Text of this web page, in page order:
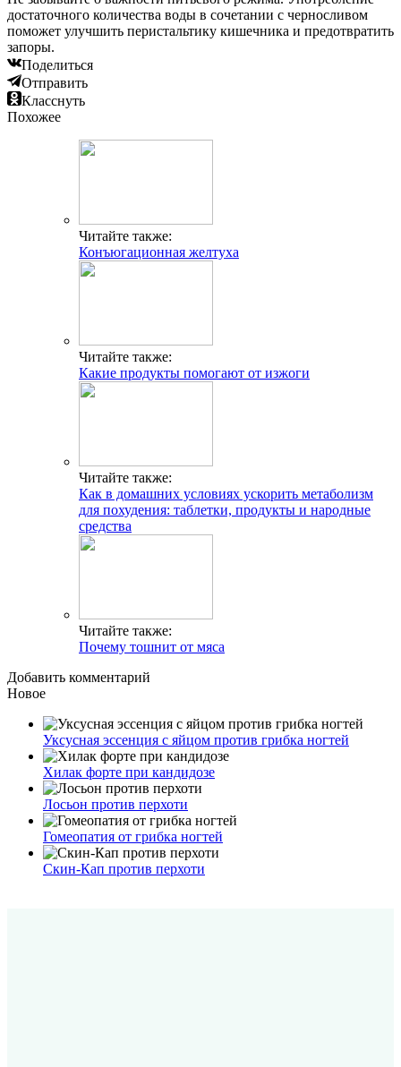
достаточного количества воды в сочетании с черносливом
поможет улучшить перистальтику кишечника и предотвратить
запоры.
Поделиться
Отправить
Класснуть
Похожее
Читайте также:
Конъюгационная желтуха
Читайте также:
Какие продукты помогают от изжоги
Читайте также:
Как в домашних условиях ускорить метаболизм
для похудения: таблетки, продукты и народные
средства
Читайте также:
Почему тошнит от мяса
Добавить комментарий
Новое
Уксусная эссенция с яйцом против грибка ногтей
Хилак форте при кандидозе
Лосьон против перхоти
Гомеопатия от грибка ногтей
Скин-Кап против перхоти